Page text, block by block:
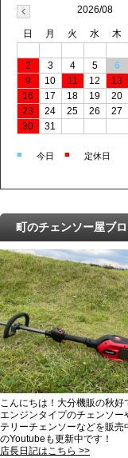
2026/08
日 月 火 水 木
2
3 4 5 6
9
10 11 12 13
16
17 18 19 20
23
24 25 26 27
30
31
■ 今日 ■ 定休日
町のチェンソー屋ブ
こんにちは！大分機販の秋好
エンジンタイプのチェンソー
テリーチェンソーなどを販
のYoutubeも更新中です！
店長日記はこちら >>